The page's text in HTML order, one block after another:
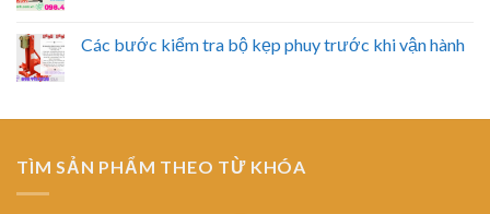
Các bước kiểm tra bộ kẹp phuy trước khi vận hành
TÌM SẢN PHẨM THEO TỪ KHÓA